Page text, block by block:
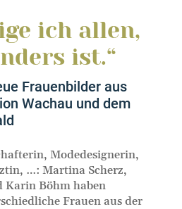
ich allen,
ist.“
Frauenbilder aus
Wachau und dem
Modedesignerin,
…: Martina Scherz,
Karin Böhm haben
Frauen aus der